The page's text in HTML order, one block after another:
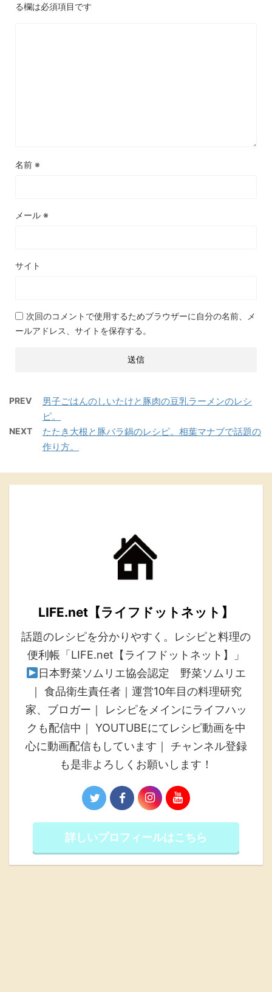
る欄は必須項目です
名前 ※
メール ※
サイト
次回のコメントで使用するためブラウザーに自分の名前、メ
ールアドレス、サイトを保存する。
PREV
男子ごはんのしいたけと豚肉の豆乳ラーメンのレシ
ピ。
NEXT
たたき大根と豚バラ鍋のレシピ。相葉マナブで話題の
作り方。
LIFE.net【ライフドットネット】
話題のレシピを分かりやすく。レシピと料理の
便利帳「LIFE.net【ライフドットネット】」
日本野菜ソムリエ協会認定 野菜ソムリエ
｜ 食品衛生責任者｜運営10年目の料理研究
家、ブロガー｜ レシピをメインにライフハッ
クも配信中｜ YOUTUBEにてレシピ動画を中
心に動画配信もしています｜ チャンネル登録
も是非よろしくお願いします！
詳しいプロフィールはこちら